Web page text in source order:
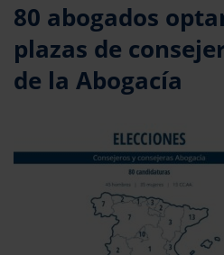
80 abogados
plazas de
de la Abogacía